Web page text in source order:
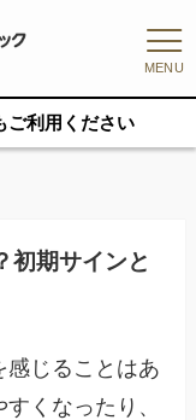
MENU
ご利用ください
初期サインと
感じることはあ
くなったり、